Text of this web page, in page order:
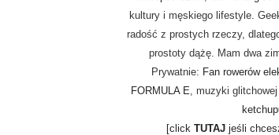
kultury i męskiego lifestyle.
radość z prostych rzeczy,
prostoty dążę. Mam dwa
Prywatnie: Fan rowerów
FORMULA E, muzyki
[click TUTAJjeśli